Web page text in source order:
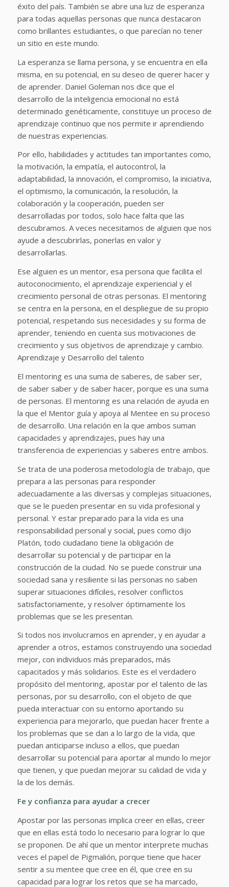
éxito del país. También se abre una luz de esperanza
para todas aquellas personas que nunca destacaron
como brillantes estudiantes, o que parecían no tener
un sitio en este mundo.
La esperanza se llama persona, y se encuentra en ella
misma, en su potencial, en su deseo de querer hacer y
de aprender. Daniel Goleman nos dice que el
desarrollo de la inteligencia emocional no está
determinado genéticamente, constituye un proceso de
aprendizaje continuo que nos permite ir aprendiendo
de nuestras experiencias.
Por ello, habilidades y actitudes tan importantes como,
la motivación, la empatía, el autocontrol, la
adaptabilidad, la innovación, el compromiso, la iniciativa,
el optimismo, la comunicación, la resolución, la
colaboración y la cooperación, pueden ser
desarrolladas por todos, solo hace falta que las
descubramos. A veces necesitamos de alguien que nos
ayude a descubrirlas, ponerlas en valor y
desarrollarlas.
Ese alguien es un mentor, esa persona que facilita el
autoconocimiento, el aprendizaje experiencial y el
crecimiento personal de otras personas. El mentoring
se centra en la persona, en el despliegue de su propio
potencial, respetando sus necesidades y su forma de
aprender, teniendo en cuenta sus motivaciones de
crecimiento y sus objetivos de aprendizaje y cambio.
Aprendizaje y Desarrollo del talento
El mentoring es una suma de saberes, de saber ser,
de saber saber y de saber hacer, porque es una suma
de personas. El mentoring es una relación de ayuda en
la que el Mentor guía y apoya al Mentee en su proceso
de desarrollo. Una relación en la que ambos suman
capacidades y aprendizajes, pues hay una
transferencia de experiencias y saberes entre ambos.
Se trata de una poderosa metodología de trabajo, que
prepara a las personas para responder
adecuadamente a las diversas y complejas situaciones,
que se le pueden presentar en su vida profesional y
personal. Y estar preparado para la vida es una
responsabilidad personal y social, pues como dijo
Platón, todo ciudadano tiene la obligación de
desarrollar su potencial y de participar en la
construcción de la ciudad. No se puede construir una
sociedad sana y resiliente si las personas no saben
superar situaciones difíciles, resolver conflictos
satisfactoriamente, y resolver óptimamente los
problemas que se les presentan.
Si todos nos involucramos en aprender, y en ayudar a
aprender a otros, estamos construyendo una sociedad
mejor, con individuos más preparados, más
capacitados y más solidarios. Este es el verdadero
propósito del mentoring, apostar por el talento de las
personas, por su desarrollo, con el objeto de que
pueda interactuar con su entorno aportando su
experiencia para mejorarlo, que puedan hacer frente a
los problemas que se dan a lo largo de la vida, que
puedan anticiparse incluso a ellos, que puedan
desarrollar su potencial para aportar al mundo lo mejor
que tienen, y que puedan mejorar su calidad de vida y
la de los demás.
Fe y confianza para ayudar a crecer
Apostar por las personas implica creer en ellas, creer
que en ellas está todo lo necesario para lograr lo que
se proponen. De ahí que un mentor interprete muchas
veces el papel de Pigmalión, porque tiene que hacer
sentir a su mentee que cree en él, que cree en su
capacidad para lograr los retos que se ha marcado,